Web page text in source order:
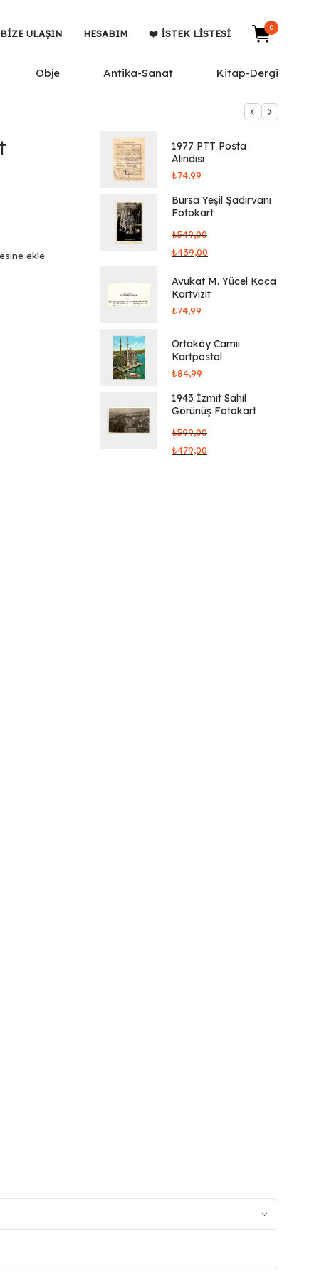
BIZE ULAŞIN HESABIM ❤️ İSTEK LISTESI
0
Obje Antika-Sanat Kitap-Dergi
ekle
1977 PTT Posta
Alındısı
₺74,99
Bursa Yeşil Şadırvanı
Fotokart
₺549,00
₺439,00
Avukat M. Yücel Koca
Kartvizit
₺74,99
Ortaköy Camii
Kartpostal
₺84,99
1943 İzmit Sahil
Görünüş Fotokart
₺599,00
₺479,00